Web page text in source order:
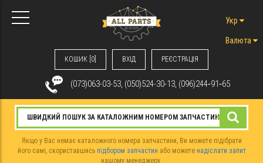
КОШИК [0] ВХIД РЕЄСТРАЦІЯ
Укр
Валюта
(073)063-03-53, (050)524-30-13, (096)244‑91‑65
Якщо у Вас немає каталожного номера запчастини, Ви можете підібрати
його самі, скориставшись підбором запчастин або можете надіслати запит
нашому менеджеру.